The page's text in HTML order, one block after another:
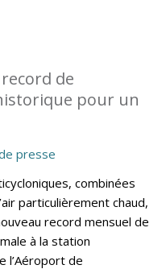
de
pour un
presse
combinées
particulièrement chaud,
record mensuel de
à la station
l’Aéroport de